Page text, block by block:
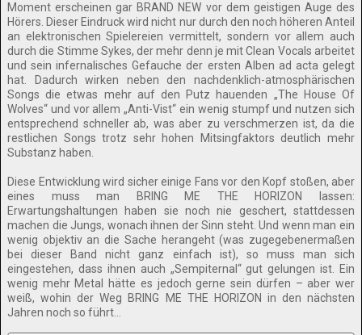
Moment erscheinen gar BRAND NEW vor dem geistigen Auge des
Hörers. Dieser Eindruck wird nicht nur durch den noch höheren Anteil
an elektronischen Spielereien vermittelt, sondern vor allem auch
durch die Stimme Sykes, der mehr denn je mit Clean Vocals arbeitet
und sein infernalisches Gefauche der ersten Alben ad acta gelegt
hat. Dadurch wirken neben den nachdenklich-atmosphärischen
Songs die etwas mehr auf den Putz hauenden „The House Of
Wolves“ und vor allem „Anti-Vist“ ein wenig stumpf und nutzen sich
entsprechend schneller ab, was aber zu verschmerzen ist, da die
restlichen Songs trotz sehr hohen Mitsingfaktors deutlich mehr
Substanz haben.
Diese Entwicklung wird sicher einige Fans vor den Kopf stoßen, aber
eines muss man BRING ME THE HORIZON lassen:
Erwartungshaltungen haben sie noch nie geschert, stattdessen
machen die Jungs, wonach ihnen der Sinn steht. Und wenn man ein
wenig objektiv an die Sache herangeht (was zugegebenermaßen
bei dieser Band nicht ganz einfach ist), so muss man sich
eingestehen, dass ihnen auch „Sempiternal“ gut gelungen ist. Ein
wenig mehr Metal hätte es jedoch gerne sein dürfen – aber wer
weiß, wohin der Weg BRING ME THE HORIZON in den nächsten
Jahren noch so führt…